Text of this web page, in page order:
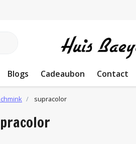
Blogs Cadeaubon Contact
supracolor